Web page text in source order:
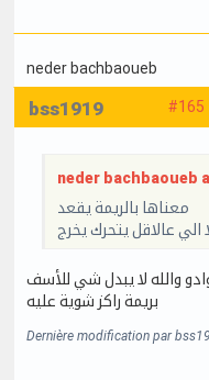
neder bachbaoueb
#165
bss1919
neder bachbaoueb
معناها بالريمة يقعد
الي عالاقل يتحرك يخرج
والله لا يبدل شي للأسف
بريمة راكز شوية عليه
Dernière modification par